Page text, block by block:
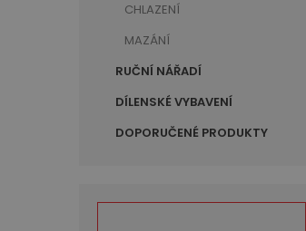
CHLAZENÍ
MAZÁNÍ
RUČNÍ NÁŘADÍ
DÍLENSKÉ VYBAVENÍ
DOPORUČENÉ PRODUKTY